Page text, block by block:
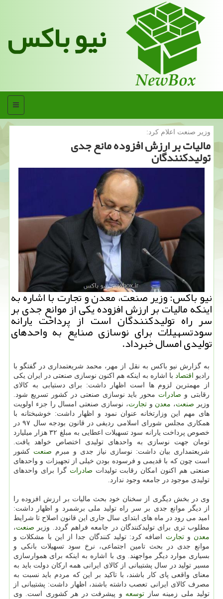
نیو باکس
منو
وزیر صنعت اعلام كرد:
مالیات بر ارزش افزوده مانع جدی
تولیدكنندگان
نیو باكس: وزیر صنعت، معدن و تجارت با اشاره به
اینكه مالیات بر ارزش افزوده یكی از موانع جدی بر
سر راه تولیدكنندگان است از پرداخت یارانه
سودتسهیلات برای نوسازی صنایع به واحدهای
تولیدی امسال خبرداد.
به گزارش نیو باكس به نقل از مهر، محمد شریعتمداری در گفتگو با
رادیو
اقتصاد با اشاره به اینكه هم اكنون نوسازی صنعتی در ایران یكی
از مهمترین لزوم ها است اظهار داشت: برای دستیابی به كالای
رقابتی و صادرات محور باید نوسازی صنعتی در كشور تسریع شود.
وزیر صنعت، معدن وتجارت، نوسازی صنعتی امسال را جزء اولویت
های مهم این وزارتخانه عنوان نمود و اظهار داشت: خوشبختانه با
همكاری مجلس شورای اسلامی ردیفی در قانون بودجه سال ۹۷ در
خصوص پرداخت یارانه سود تسهیلات اعطایی به مبلغ ۳۲ هزار میلیارد
تومان جهت نوسازی به واحدهای تولیدی اختصاص خواهد یافت.
شریعتمداری بیان داشت: نوسازی نیاز جدی و مبرم صنعت كشور
است چون كه با قدیمی و فرسوده بودن خیلی از تجهیزات و واحدهای
صنعتی هم اكنون امكان رقابت تولیدات صادرات گرا برای واحدهای
تولیدی موجود در جامعه وجود ندارد.
وی در بخش دیگری از سخنان خود بحث مالیات بر ارزش افزوده را
از دیگر موانع جدی بر سر راه تولید ملی برشمرد و اظهار داشت:
امید می رود در ماه های ابتدای سال جاری این قانون اصلاح تا شرایط
مطلوب تری برای تولیدكنندگان در جامعه فراهم گردد. وزیر صنعت،
معدن وتجارت اضافه كرد: تولید كنندگان جدا از این با مشكلات و
موانع جدی در بحث تامین اجتماعی، نرخ سود تسهیلات بانكی و
بسیاری موارد دیگر مواجهند. وی با اشاره به اینكه برای هموارسازی
مسیر تولید در سال پشتیبانی از كالای ایرانی همه اركان دولت باید به
معنای واقعی پای كار باشند، با تاكید بر این كه مردم باید نسبت به
مصرف كالای ایرانی تعصب داشته باشند، اظهار داشت: پشتیبانی از
تولید ملی زمینه ساز توسعه و پیشرفت در هر كشوری است. وی